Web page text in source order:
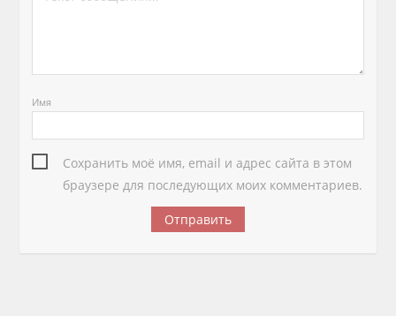
Имя
Сохранить моё имя, email и адрес сайта в этом
браузере для последующих моих комментариев.